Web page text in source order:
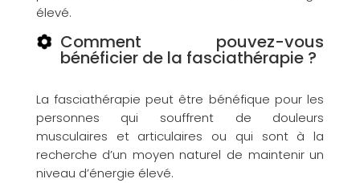
élevé.
Comment pouvez-vous
bénéficier de la fasciathérapie ?
La fasciathérapie peut être bénéfique pour les
personnes qui souffrent de douleurs
musculaires et articulaires ou qui sont à la
recherche d’un moyen naturel de maintenir un
niveau d’énergie élevé.